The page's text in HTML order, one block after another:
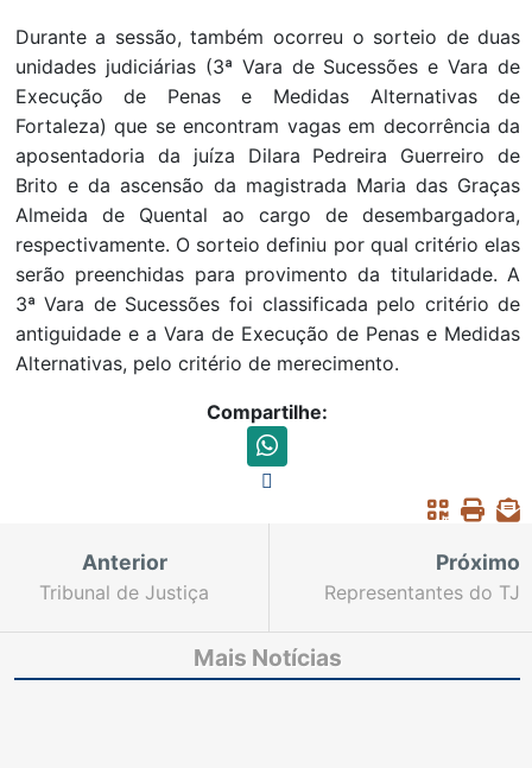
Durante a sessão, também ocorreu o sorteio de duas
unidades judiciárias (3ª Vara de Sucessões e Vara de
Execução de Penas e Medidas Alternativas de
Fortaleza) que se encontram vagas em decorrência da
aposentadoria da juíza Dilara Pedreira Guerreiro de
Brito e da ascensão da magistrada Maria das Graças
Almeida de Quental ao cargo de desembargadora,
respectivamente. O sorteio definiu por qual critério elas
serão preenchidas para provimento da titularidade. A
3ª Vara de Sucessões foi classificada pelo critério de
antiguidade e a Vara de Execução de Penas e Medidas
Alternativas, pelo critério de merecimento.
Compartilhe:
Anterior
Tribunal de Justiça
da OAB-CE e discute
soluções para
Próximo
Representantes do TJ
Ceará para conhecerem
funcionamento do
Mais Notícias